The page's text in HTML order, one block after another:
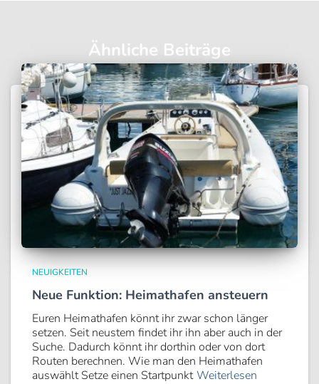
Ähnliche Beiträge
NEUIGKEITEN
Neue Funktion: Heimathafen ansteuern
Euren Heimathafen könnt ihr zwar schon länger
setzen. Seit neustem findet ihr ihn aber auch in der
Suche. Dadurch könnt ihr dorthin oder von dort
Routen berechnen. Wie man den Heimathafen
auswählt Setze einen Startpunkt Weiterlesen